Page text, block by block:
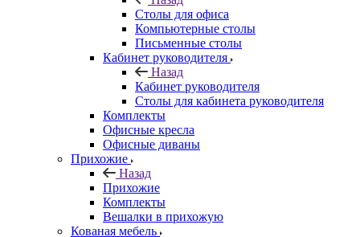
Столы для офиса
Компьютерные столы
Письменные столы
Кабинет руководителя
Назад
Кабинет руководителя
Столы для кабинета руководителя
Комплекты
Офисные кресла
Офисные диваны
Прихожие
Назад
Прихожие
Комплекты
Вешалки в прихожую
Кованая мебель